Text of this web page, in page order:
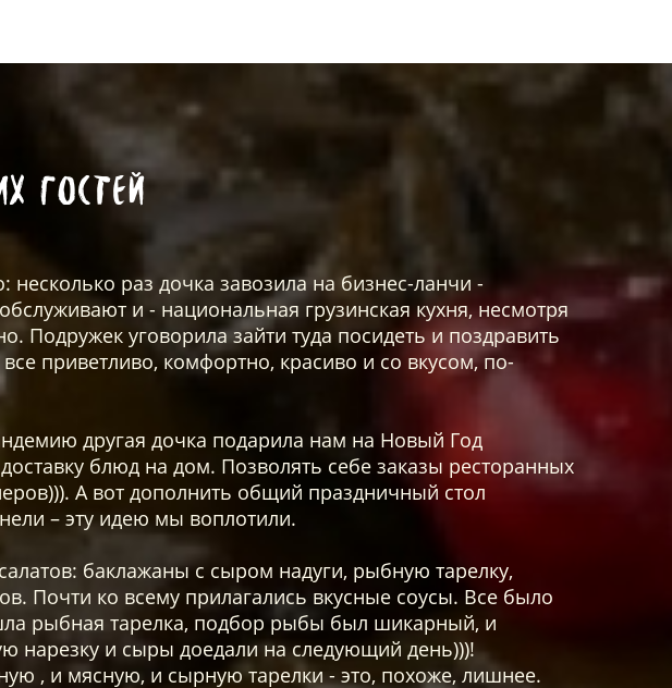
Гостей
раз дочка завозила на бизнес-ланчи -
и - национальная грузинская кухня, несмотря
Подружек уговорила зайти туда посидеть и поздравить
приветливо, комфортно, красиво и со вкусом, по-
другая дочка подарила нам на Новый Год
блюд на дом. Позволять себе заказы ресторанных
А вот дополнить общий праздничный стол
– эту идею мы воплотили.
баклажаны с сыром надуги, рыбную тарелку,
Почти ко всему прилагались вкусные соусы. Все было
рыбная тарелка, подбор рыбы был шикарный, и
нарезку и сыры доедали на следующий день)))!
, и мясную, и сырную тарелки - это, похоже, лишнее.